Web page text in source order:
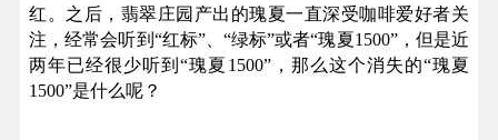
红。之后，翡翠庄园产出的瑰夏一直深受咖啡爱好者关
注，经常会听到“红标”、“绿标”或者“瑰夏1500”，但是近
两年已经很少听到“瑰夏1500”，那么这个消失的“瑰夏
1500”是什么呢？